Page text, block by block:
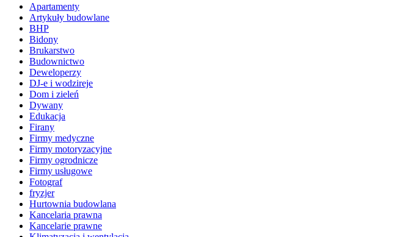
Apartamenty
Artykuły budowlane
BHP
Bidony
Brukarstwo
Budownictwo
Deweloperzy
DJ-e i wodzireje
Dom i zieleń
Dywany
Edukacja
Firany
Firmy medyczne
Firmy motoryzacyjne
Firmy ogrodnicze
Firmy usługowe
Fotograf
fryzjer
Hurtownia budowlana
Kancelaria prawna
Kancelarie prawne